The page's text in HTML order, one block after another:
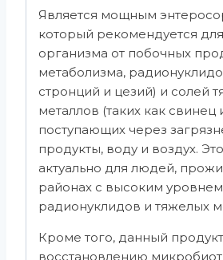
Является мощным
который рекомендуется
организма от побочных
метаболизма,
стронций и цезий) и солей
металлов (таких как свинец
поступающих через
продукты, воду и воздух.
актуально для людей,
районах с высоким уровнем
радионуклидов и тяжелых
Кроме того, данный
восстановлению